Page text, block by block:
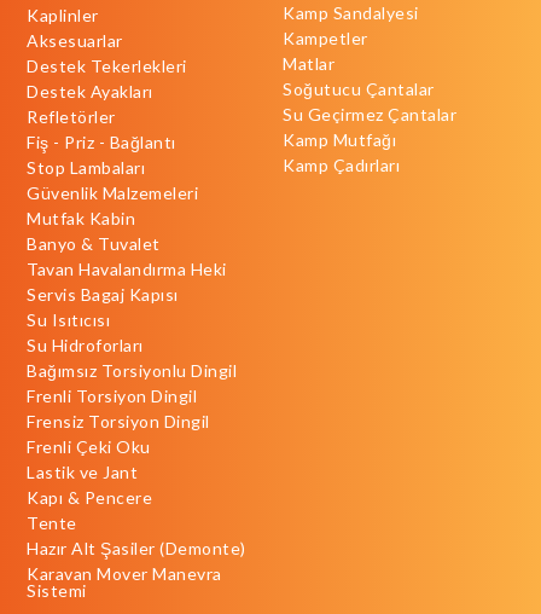
Kaplinler
Aksesuarlar
Destek Tekerlekleri
Destek Ayakları
Refletörler
Fiş - Priz - Bağlantı
Stop Lambaları
Güvenlik Malzemeleri
Mutfak Kabin
Banyo & Tuvalet
Tavan Havalandırma Heki
Servis Bagaj Kapısı
Su Isıtıcısı
Su Hidroforları
Bağımsız Torsiyonlu Dingil
Frenli Torsiyon Dingil
Frensiz Torsiyon Dingil
Frenli Çeki Oku
Lastik ve Jant
Kapı & Pencere
Tente
Hazır Alt Şasiler (Demonte)
Karavan Mover Manevra
Sistemi
Kamp Sandalyesi
Kampetler
Matlar
Soğutucu Çantalar
Su Geçirmez Çantalar
Kamp Mutfağı
Kamp Çadırları